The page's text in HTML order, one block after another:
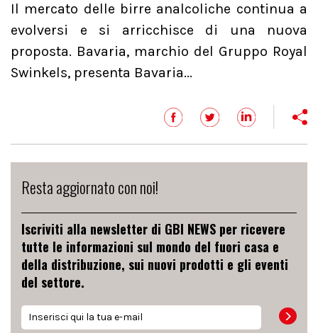
Il mercato delle birre analcoliche continua a
evolversi e si arricchisce di una nuova
proposta. Bavaria, marchio del Gruppo Royal
Swinkels, presenta Bavaria...
Resta aggiornato con noi!
Iscriviti alla newsletter di GBI NEWS per ricevere
tutte le informazioni sul mondo del fuori casa e
della distribuzione, sui nuovi prodotti e gli eventi
del settore.